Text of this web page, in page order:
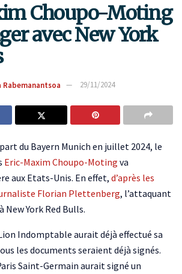
Choupo-Moting
avec New York
Rabemanantsoa 29/11/2024
du Bayern Munich en juillet 2024, le
Eric-Maxim Choupo-Moting va
aux Etats-Unis. En effet, d’après les
Florian Plettenberg, l’attaquant
New York Red Bulls.
Indomptable aurait déjà effectué sa
les documents seraient déjà signés.
Saint-Germain aurait signé un